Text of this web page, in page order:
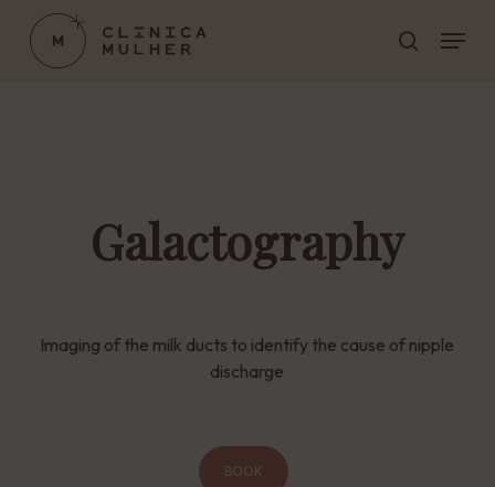
search
Menu
Galactography
Imaging of the milk ducts to identify the cause of nipple
discharge
BOOK